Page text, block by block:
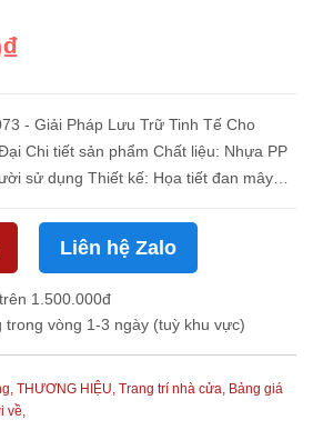
- Giải Pháp Lưu Trữ Tinh Tế Cho
phẩm Chất liệu: Nhựa PP
sử dụng Thiết kế: Họa tiết đan mây
Liên hệ Zalo
1.500.000đ
trong vòng 1-3 ngày (tuỳ khu vực)
THƯƠNG HIỆU, Trang trí nhà cửa, Bảng giá
về,